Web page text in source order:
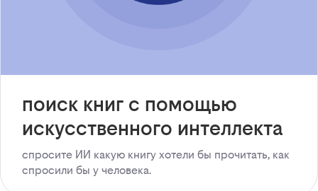
поиск книг с помощью
искусственного интеллекта
спросите ИИ какую книгу хотели бы прочитать, как
спросили бы у человека.